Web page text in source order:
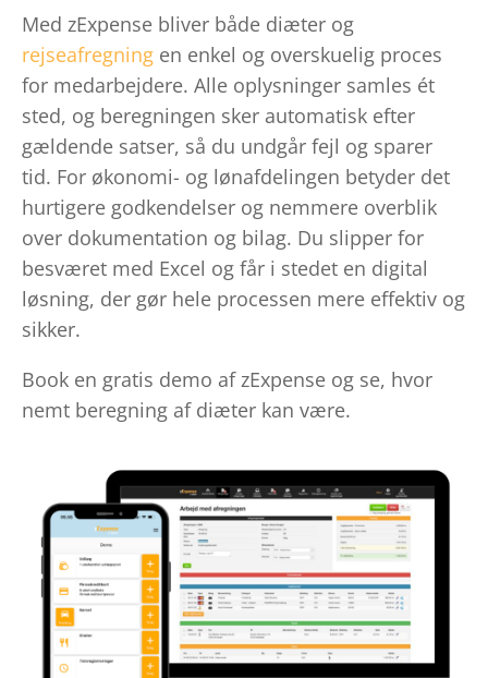
Med zExpense bliver både diæter og
rejseafregning en enkel og overskuelig proces
for medarbejdere. Alle oplysninger samles ét
sted, og beregningen sker automatisk efter
gældende satser, så du undgår fejl og sparer
tid. For økonomi- og lønafdelingen betyder det
hurtigere godkendelser og nemmere overblik
over dokumentation og bilag. Du slipper for
besværet med Excel og får i stedet en digital
løsning, der gør hele processen mere effektiv og
sikker.
Book en gratis demo af zExpense og se, hvor
nemt beregning af diæter kan være.